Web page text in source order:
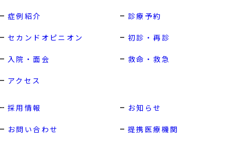
アクセス ACCESS
症例紹介 診療予約
セカンドオピニオン 初診・再診
入院・面会 救命・救急
アクセス
採用情報 お知らせ
お問い合わせ 提携医療機関